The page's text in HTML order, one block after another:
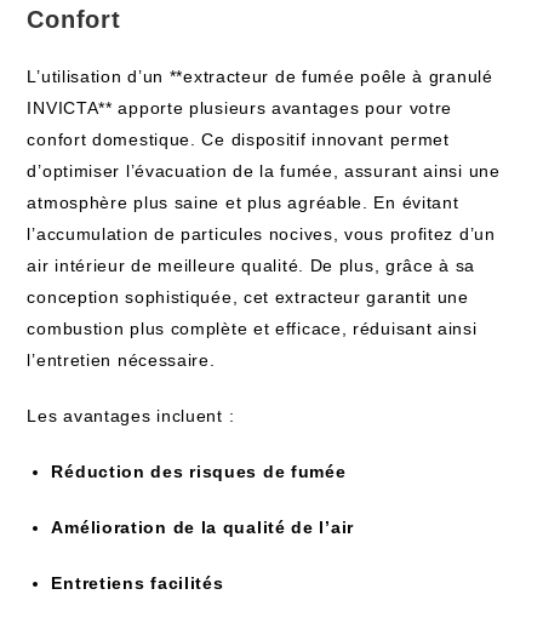
Confort
L’utilisation d’un **extracteur de fumée poêle à granulé
INVICTA** apporte plusieurs avantages pour votre
confort domestique. Ce dispositif innovant permet
d’optimiser l’évacuation de la fumée, assurant ainsi une
atmosphère plus saine et plus agréable. En évitant
l’accumulation de particules nocives, vous profitez d’un
air intérieur de meilleure qualité. De plus, grâce à sa
conception sophistiquée, cet extracteur garantit une
combustion plus complète et efficace, réduisant ainsi
l’entretien nécessaire.
Les avantages incluent :
Réduction des risques de fumée
Amélioration de la qualité de l’air
Entretiens facilités